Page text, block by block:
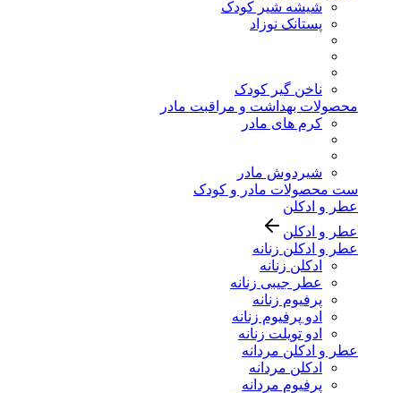
شیشه شیر کودک
پستانک نوزاد
ناخن گیر کودک
محصولات بهداشت و مراقبت مادر
کرم های مادر
شیردوش مادر
ست محصولات مادر و کودک
عطر و ادکلن
عطر و ادکلن
عطر و ادکلن زنانه
ادکلن زنانه
عطر جیبی زنانه
پرفیوم زنانه
ادو پرفیوم زنانه
ادو تویلت زنانه
عطر و ادکلن مردانه
ادکلن مردانه
پرفیوم مردانه